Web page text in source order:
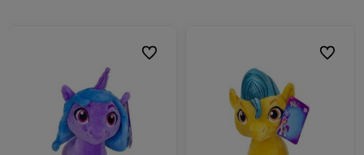
Do ulubionych Do